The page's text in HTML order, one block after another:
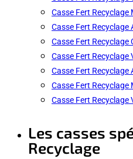
Casse Fert Recyclage
Casse Fert Recyclage
Casse Fert Recyclage
Casse Fert Recyclage
Casse Fert Recyclage
Casse Fert
Casse Fert Recyclage
Les casses
Recyclage